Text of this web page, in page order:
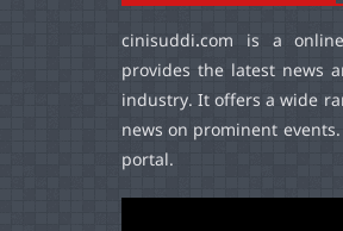
cinisuddi.com is a
provides the latest news
industry. It offers a wide
news on prominent
portal.